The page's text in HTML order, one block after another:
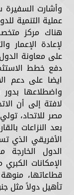
وأشارت
عملية التنمية
هناك مركز
لإعادة الإعمار
على معاونة
دفع خطط
ايضا على دعم
واضطلاعها
مصر للاتحاد،
بعد النزاعات
الأفريقي الذي
الدول
الإمكانات
قطاعاتها،
تأهيل دولاً مثل